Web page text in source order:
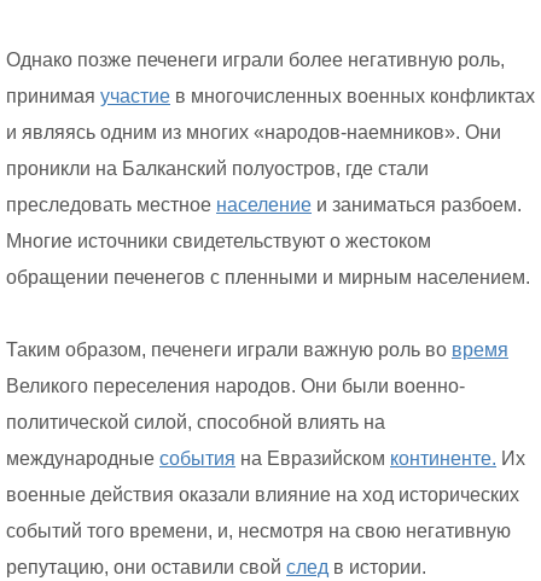
Однако позже печенеги играли более негативную роль,
принимая участие в многочисленных военных конфликтах
и являясь одним из многих «народов-наемников». Они
проникли на Балканский полуостров, где стали
преследовать местное население и заниматься разбоем.
Многие источники свидетельствуют о жестоком
обращении печенегов с пленными и мирным населением.
Таким образом, печенеги играли важную роль во время
Великого переселения народов. Они были военно-
политической силой, способной влиять на
международные события на Евразийском континенте. Их
военные действия оказали влияние на ход исторических
событий того времени, и, несмотря на свою негативную
репутацию, они оставили свой след в истории.